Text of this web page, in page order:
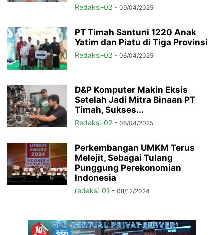
Redaksi-02 - 09/04/2025
PT Timah Santuni 1220 Anak
Yatim dan Piatu di Tiga Provinsi
Redaksi-02 - 06/04/2025
D&P Komputer Makin Eksis
Setelah Jadi Mitra Binaan PT
Timah, Sukses...
Redaksi-02 - 06/04/2025
Perkembangan UMKM Terus
Melejit, Sebagai Tulang
Punggung Perekonomian
Indonesia
redaksi-01 - 08/12/2024